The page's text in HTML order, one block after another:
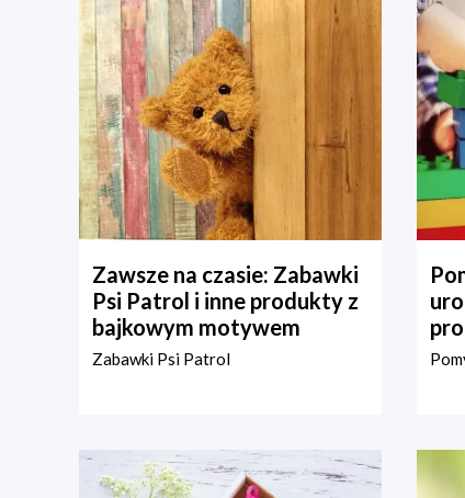
Zawsze na czasie: Zabawki
Psi Patrol i inne produkty z
bajkowym motywem
Zabawki Psi Patrol